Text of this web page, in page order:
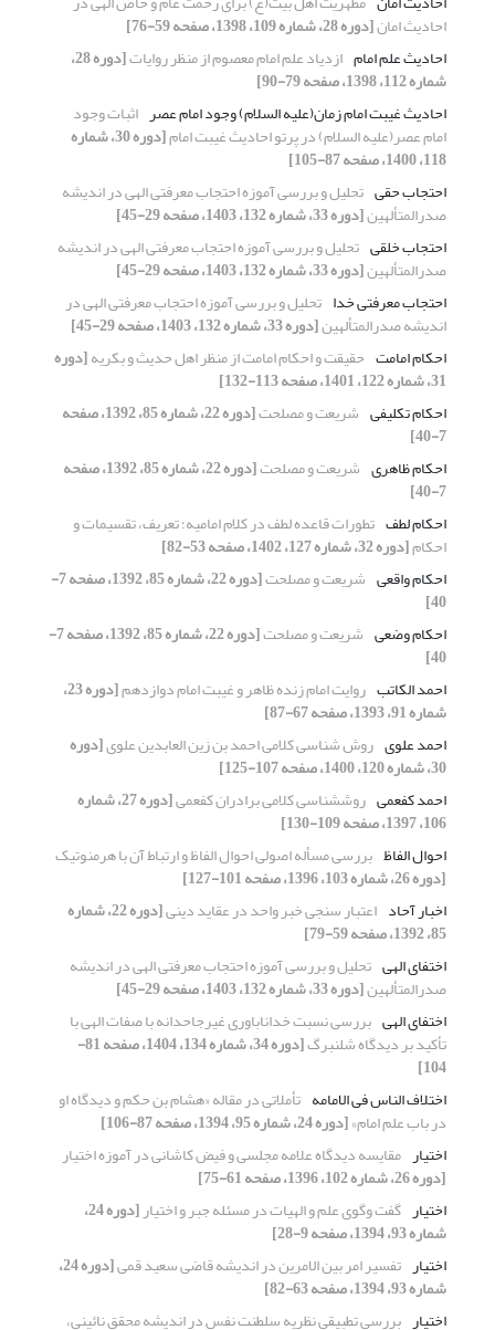
احادیث امان[دوره 28، شماره 109، 1398، صفحه 59-76]
احادیث علم امام ازدیاد علم امام معصوم از منظر روایات [دوره 28،
شماره 112، 1398، صفحه 79-90]
احادیث غیبت امام زمان(علیه السلام) وجود امام عصر اثبات وجود
امام عصر(علیه السلام) در پرتو احادیث غیبت امام [دوره 30، شماره
118، 1400، صفحه 87-105]
احتجاب حقی تحلیل و بررسی آموزه احتجاب معرفتی الهی در اندیشه
صدرالمتألهین[دوره 33، شماره 132، 1403، صفحه 29-45]
احتجاب خلقی تحلیل و بررسی آموزه احتجاب معرفتی الهی در اندیشه
صدرالمتألهین[دوره 33، شماره 132، 1403، صفحه 29-45]
احتجاب معرفتی خدا تحلیل و بررسی آموزه احتجاب معرفتی الهی در
اندیشه صدرالمتألهین[دوره 33، شماره 132، 1403، صفحه 29-45]
احکام امامت حقیقت و احکام امامت از منظر اهل حدیث و بکریه[دوره
31، شماره 122، 1401، صفحه 113-132]
احکام تکلیفی شریعت و مصلحت [دوره 22، شماره 85، 1392، صفحه
7-40]
احکام ظاهری شریعت و مصلحت [دوره 22، شماره 85، 1392، صفحه
7-40]
احکام لطف تطورات قاعده لطف در کلام امامیه؛ تعریف، تقسیمات و
احکام[دوره 32، شماره 127، 1402، صفحه 53-82]
احکام واقعی شریعت و مصلحت [دوره 22، شماره 85، 1392، صفحه 7-
40]
احکام وضعی شریعت و مصلحت [دوره 22، شماره 85، 1392، صفحه 7-
40]
احمد الکاتب روایت امام زنده ظاهر و غیبت امام دوازدهم [دوره 23،
شماره 91، 1393، صفحه 67-87]
احمد علوی روش شناسی کلامی احمد بن زین العابدین علوی[دوره
30، شماره 120، 1400، صفحه 107-125]
احمد کفعمی روش‎شناسی کلامی برادران کفعمی [دوره 27، شماره
106، 1397، صفحه 109-130]
احوال الفاظ بررسی مسأله اصولی احوال الفاظ و ارتباط آن با هرمنوتیک
[دوره 26، شماره 103، 1396، صفحه 101-127]
اخبار آحاد اعتبار سنجی خبر واحد در عقاید دینی [دوره 22، شماره
85، 1392، صفحه 59-79]
اختفای الهی تحلیل و بررسی آموزه احتجاب معرفتی الهی در اندیشه
صدرالمتألهین[دوره 33، شماره 132، 1403، صفحه 29-45]
اختفای الهی بررسی نسبت خداناباوری غیرجاحدانه با صفات الهی با
تأکید بر دیدگاه شلنبرگ [دوره 34، شماره 134، 1404، صفحه 81-
104]
اختلاف الناس فی الامامه تأملاتی در مقاله «هشام بن حکم و دیدگاه او
در باب علم امام»[دوره 24، شماره 95، 1394، صفحه 87-106]
اختیار مقایسه دیدگاه علامه مجلسی و فیض کاشانی در آموزه اختیار
[دوره 26، شماره 102، 1396، صفحه 61-75]
اختیار گفت وگوی علم و الهیات در مسئله جبر و اختیار [دوره 24،
شماره 93، 1394، صفحه 9-28]
اختیار تفسیر امر بین الامرین در اندیشه قاضی سعید قمی [دوره 24،
شماره 93، 1394، صفحه 63-82]
اختیار بررسی تطبیقی نظریه سلطنت نفس در اندیشه محقق نائینی،